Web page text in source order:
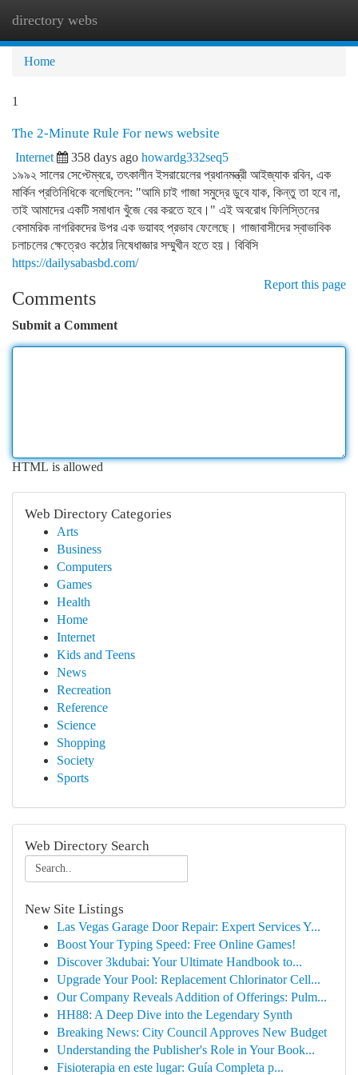
directory webs
Home
1
The 2-Minute Rule For news website
Internet 358 days ago howardg332seq5
১৯৯২ সালের সেপ্টেম্বরে, তৎকালীন ইসরায়েলের প্রধানমন্ত্রী আইজ্যাক রবিন, এক
মার্কিন প্রতিনিধিকে বলেছিলেন: "আমি চাই গাজা সমুদ্রে ডুবে যাক, কিন্তু তা হবে না,
তাই আমাদের একটি সমাধান খুঁজে বের করতে হবে।" এই অবরোধ ফিলিস্তিনের
বেসামরিক নাগরিকদের উপর এক ভয়াবহ প্রভাব ফেলেছে। গাজাবাসীদের স্বাভাবিক
চলাচলের ক্ষেত্রেও কঠোর নিষেধাজ্ঞার সম্মুখীন হতে হয়। বিবিসি
https://dailysabasbd.com/
Report this page
Comments
Submit a Comment
HTML is allowed
Web Directory Categories
Arts
Business
Computers
Games
Health
Home
Internet
Kids and Teens
News
Recreation
Reference
Science
Shopping
Society
Sports
Web Directory Search
New Site Listings
Las Vegas Garage Door Repair: Expert Services Y...
Boost Your Typing Speed: Free Online Games!
Discover 3kdubai: Your Ultimate Handbook to...
Upgrade Your Pool: Replacement Chlorinator Cell...
Our Company Reveals Addition of Offerings: Pulm...
HH88: A Deep Dive into the Legendary Synth
Breaking News: City Council Approves New Budget
Understanding the Publisher's Role in Your Book...
Fisioterapia en este lugar: Guía Completa p...